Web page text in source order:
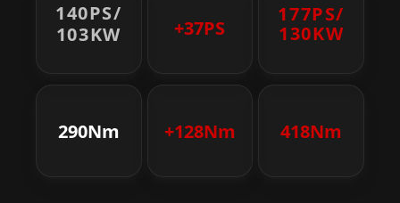
140PS/
103KW
+37PS
177PS/
130KW
290Nm +128Nm 418Nm